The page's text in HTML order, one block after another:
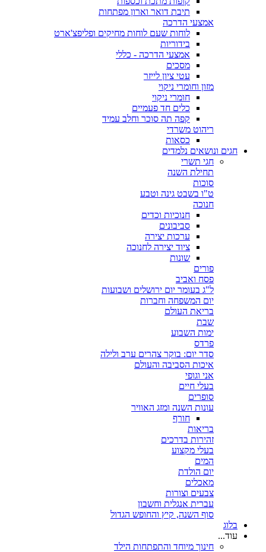
תיבת דואר וארון מפתחות
אמצעי הדרכה
לוחות שעם לוחות מחיקים ופליפצ'ארט
בידוריות
אמצעי הדרכה - כללי
מסכים
עטי ציון לייזר
מזון וחומרי ניקוי
חומרי ניקוי
כלים חד פעמיים
קפה תה סוכר וחלב עמיד
ריהוט משרדי
כסאות
חגים ונושאים נלמדים
חגי תשרי
תחילת השנה
סוכות
ט"ו בשבט גינה וטבע
חנוכה
חנוכיות וכדים
סביבונים
ערכות יצירה
ציוד יצירה לחנוכה
שונות
פורים
פסח ואביב
ל"ג בעומר יום ירושלים ושבועות
יום המשפחה וחברות
בריאת העולם
שבת
ימות השבוע
פרדס
סדר יום: בוקר צהרים ערב ולילה
איכות הסביבה והעולם
אני וגופי
בעלי חיים
סופרים
עונות השנה ומזג האוויר
חורף
בריאות
זהירות בדרכים
בעלי מקצוע
המים
יום הולדת
מאכלים
צבעים וצורות
עברית אנגלית וחשבון
סוף השנה, קיץ והחופש הגדול
בלוג
עוד...
חינוך מיוחד והתפתחות הילד